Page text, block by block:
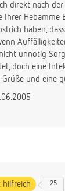
direkt nach
Ihrer Hebamme
haben,
unnötig
doch eine
und eine
hilfreich 25